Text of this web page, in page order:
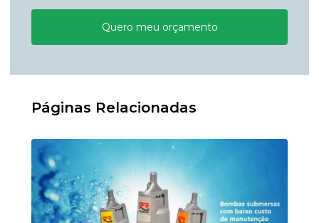
Quero meu orçamento
Páginas Relacionadas